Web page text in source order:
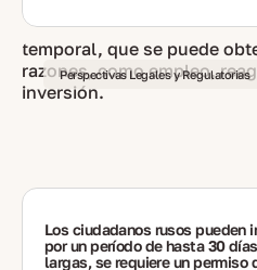
Perspectivas Legales y Regulatorias
Los ciudadanos rusos pueden
por un período de hasta 30
largas, se requiere un permiso